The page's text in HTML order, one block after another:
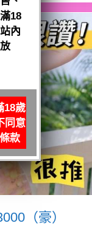
（豪）
18
內
18歲
同意
款